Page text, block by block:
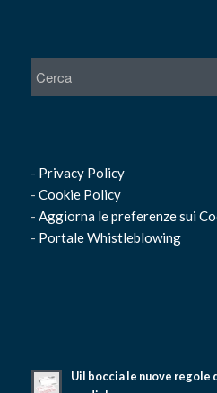
- Privacy Policy
- Cookie Policy
- Aggiorna le preferenze sui
- Portale Whistleblowing
Uil boccia le nuove